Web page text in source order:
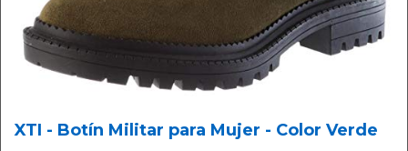
XTI - Botín Militar para Mujer - Color Verde